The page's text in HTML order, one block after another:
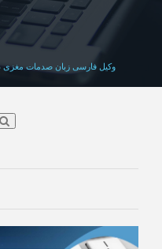
وکیل فارسی زبان صدمات مغزی